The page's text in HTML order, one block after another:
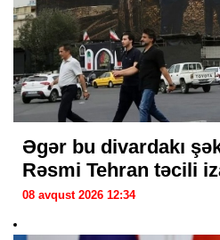
Əgər bu divardakı
Rəsmi Tehran təcili
08 avqust 2026 12:34